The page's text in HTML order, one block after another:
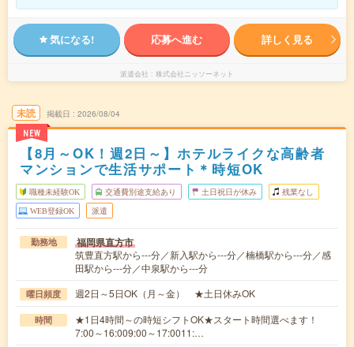
気になる! 応募へ進む 詳しく見る
派遣会社 株式会社ニッソーネット
未読
NEW
掲載日 2026/08/04
【8月～OK！週2日～】ホテルライクな高齢者
マンションで生活サポート＊時短OK
職種未経験OK 交通費別途支給あり 土日祝日が休み 残業なし
WEB登録OK 派遣
勤務地 福岡県直方市
筑豊直方駅から---分／新入駅から---分／楠橋駅から---分／感
田駅から---分／中泉駅から---分
曜日頻度 週2日～5日OK（月～金） ★土日休みOK
時間
★1日4時間～の時短シフトOK★スタート時間選べます！
7:00～16:009:00～17:0011:…